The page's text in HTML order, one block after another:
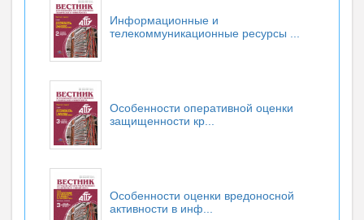
Информационные и
телекоммуникационные ресурсы ...
Особенности оперативной оценки
защищенности кр...
Особенности оценки вредоносной
активности в инф...